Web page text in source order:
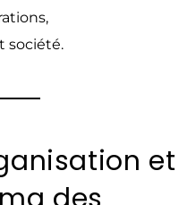
société.
et